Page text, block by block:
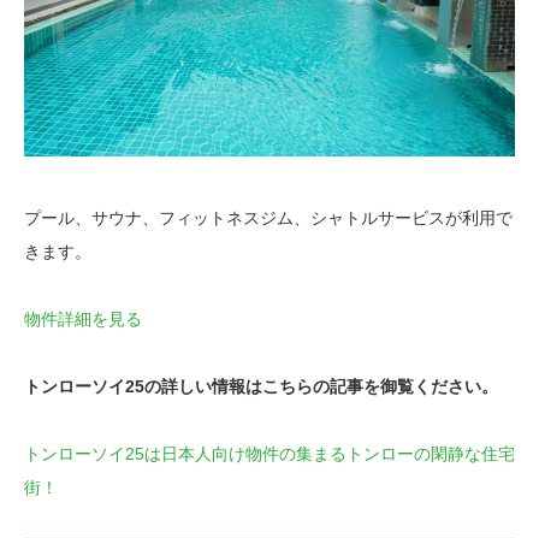
プール、サウナ、フィットネスジム、シャトルサービスが利用で
きます。
物件詳細を見る
トンローソイ25の詳しい情報はこちらの記事を御覧ください。
トンローソイ25は日本人向け物件の集まるトンローの閑静な住宅
街！